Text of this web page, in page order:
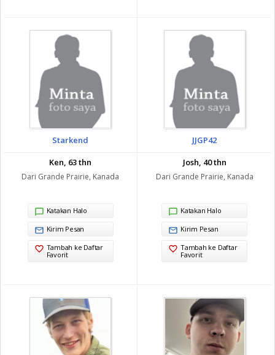
Starkend
Ken, 63 thn
Dari Grande Prairie, Kanada
Katakan Halo
Kirim Pesan
Tambah ke Daftar
Favorit
JJGP42
Josh, 40 thn
Dari Grande Prairie, Kanada
Katakan Halo
Kirim Pesan
Tambah ke Daftar
Favorit